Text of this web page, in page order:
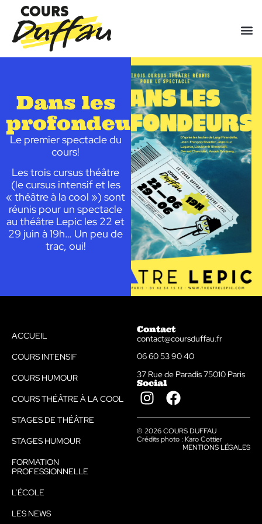
Dans les
profondeurs…
Le premier spectacle du
cours!
Les trois cursus théâtre
(le cursus intensif et les
« théâtre à la cool ») sont
réunis pour un spectacle
au théâtre Lepic les 22 et
29 juin à 19h… Un peu de
trac, oui!
ACCUEIL
COURS INTENSIF
COURS HUMOUR
COURS THÉÂTRE À LA COOL
STAGES DE THÉÂTRE
STAGES HUMOUR
FORMATION
PROFESSIONNELLE
L’ÉCOLE
LES NEWS
Contact
contact@coursduffau.fr
06 60 53 90 40
37 Rue de Paradis 75010 Paris
Social
© 2026 COURS DUFFAU
Crédits photo : Karo Cottier
MENTIONS LÉGALES